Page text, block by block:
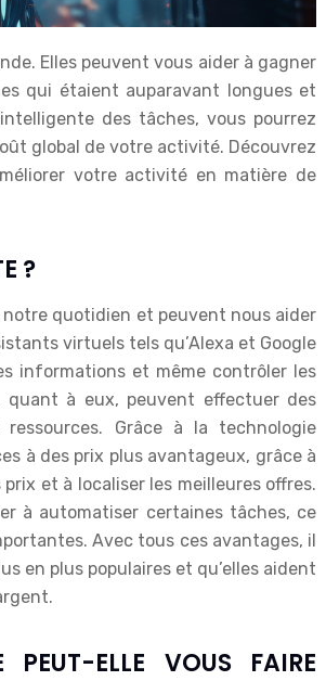
qui étaient auparavant longues et
des tâches, vous pourrez
global de votre activité. Découvrez
votre activité en matière de
?
quotidien et peuvent nous aider
virtuels tels qu’Alexa et Google
informations et même contrôler les
quant à eux, peuvent effectuer des
Grâce à la technologie
à des prix plus avantageux, grâce à
et à localiser les meilleures offres.
à automatiser certaines tâches, ce
Avec tous ces avantages, il
en plus populaires et qu’elles aident
PEUT-ELLE VOUS FAIRE